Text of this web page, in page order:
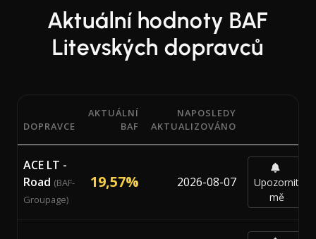
Aktuální hodnoty BAF
Litevských dopravců
Aktuální procentuální hodnoty BAF (Bunker
DOPRAVCE
AKTUÁLNÍ
BAF
NAPOSLEDY
AKTUALIZOVÁNO
ACE LT -
Road (BAF-
Groupage)
19,57% 2026-08-07
Upozornit
mě